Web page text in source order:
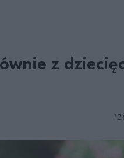
z